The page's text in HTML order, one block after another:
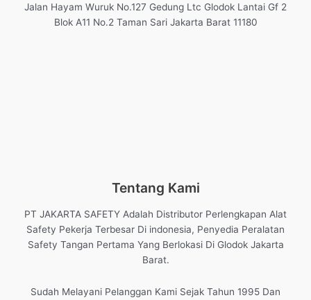
Jalan Hayam Wuruk No.127 Gedung Ltc Glodok Lantai Gf 2
Blok A11 No.2 Taman Sari Jakarta Barat 11180
Tentang Kami
PT JAKARTA SAFETY Adalah Distributor Perlengkapan Alat
Safety Pekerja Terbesar Di indonesia, Penyedia Peralatan
Safety Tangan Pertama Yang Berlokasi Di Glodok Jakarta
Barat.
Sudah Melayani Pelanggan Kami Sejak Tahun 1995 Dan